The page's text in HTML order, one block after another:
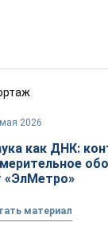
2026
как ДНК:
«ЭлМетро»
материал